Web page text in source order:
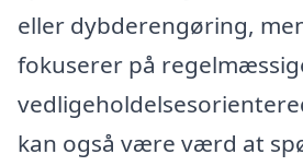
eller dybderengøring,
fokuserer på
kan også være værd at